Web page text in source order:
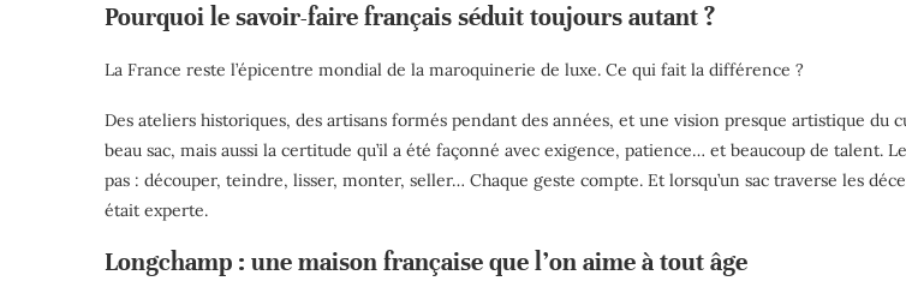
Pourquoi le savoir-faire français séduit toujours autant ?
La France reste l’épicentre mondial de la maroquinerie de luxe. Ce qui fait la différence ?
Des ateliers historiques, des artisans formés pendant des années, et une vision presque artistique du
beau sac, mais aussi la certitude qu’il a été façonné avec exigence, patience… et beaucoup de talent.
pas : découper, teindre, lisser, monter, seller… Chaque geste compte. Et lorsqu’un sac traverse les
était experte.
Longchamp : une maison française que l’on aime à tout âge